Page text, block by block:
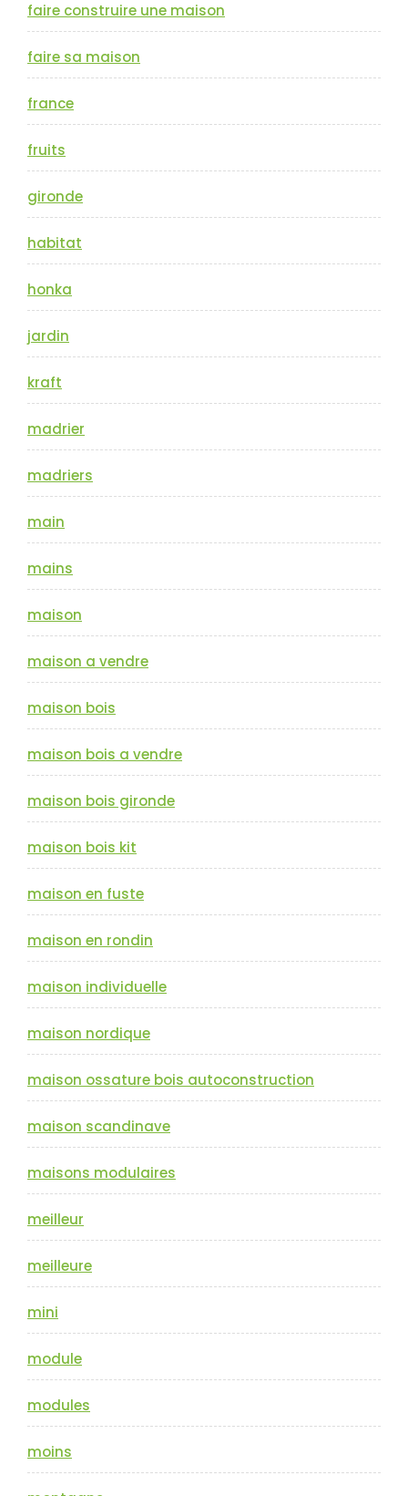
faire construire une maison
faire sa maison
france
fruits
gironde
habitat
honka
jardin
kraft
madrier
madriers
main
mains
maison
maison a vendre
maison bois
maison bois a vendre
maison bois gironde
maison bois kit
maison en fuste
maison en rondin
maison individuelle
maison nordique
maison ossature bois autoconstruction
maison scandinave
maisons modulaires
meilleur
meilleure
mini
module
modules
moins